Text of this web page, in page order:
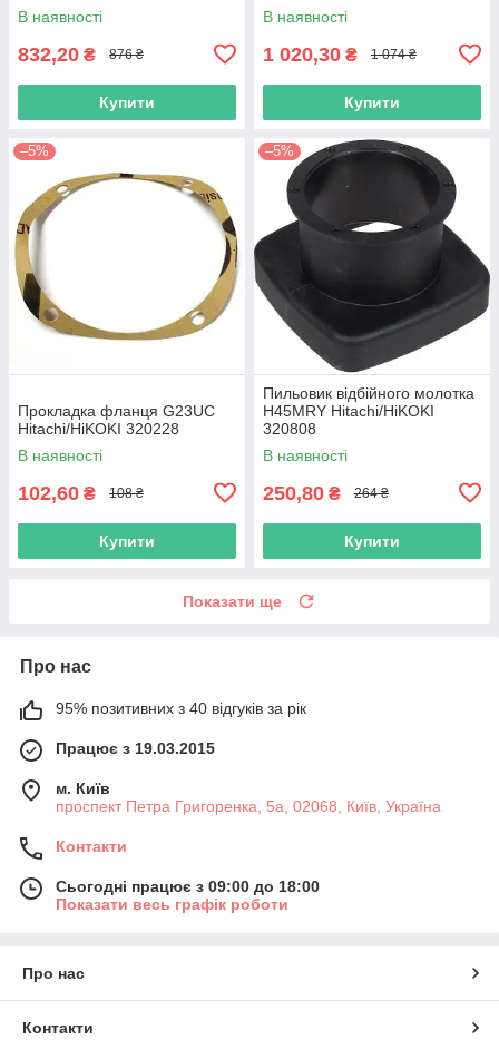
В наявності
832,20 ₴ 876 ₴
Купити
В наявності
1 020,30 ₴ 1 074 ₴
Купити
–5%
Прокладка фланця G23UC
Hitachi/HiKOKI 320228
В наявності
102,60 ₴ 108 ₴
Купити
–5%
Пильовик відбійного молотка
H45MRY Hitachi/HiKOKI
320808
В наявності
250,80 ₴ 264 ₴
Купити
Показати ще
Про нас
95% позитивних з 40 відгуків за рік
Працює з 19.03.2015
м. Київ
проспект Петра Григоренка, 5а, 02068, Київ, Україна
Контакти
Сьогодні працює з 09:00 до 18:00
Показати весь графік роботи
Про нас
Контакти